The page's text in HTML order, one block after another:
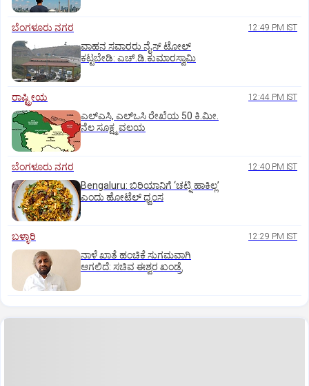
ಬೆಂಗಳೂರು ನಗರ 12:49 PM IST
ವಾಹನ ಸವಾರರು ನೈಸ್‌ ಟೋಲ್‌
ಕಟ್ಟಬೇಡಿ: ಎಚ್‌.ಡಿ.ಕುಮಾರಸ್ವಾಮಿ
ರಾಷ್ಟ್ರೀಯ 12:44 PM IST
ಎಲ್‌ಎಸಿ, ಎಲ್‌ಒಸಿ ರೇಖೆಯ 50 ಕಿ.ಮೀ.
ನೆಲ ಸೂಕ್ಷ್ಮ ವಲಯ
ಬೆಂಗಳೂರು ನಗರ 12:40 PM IST
Bengaluru: ಬಿರಿಯಾನಿಗೆ ‘ಚಟ್ನಿ ಹಾಕಿಲ್ಲ’
ಎಂದು ಹೋಟೆಲ್‌ ಧ್ವಂಸ
ಬಳ್ಳಾರಿ 12:29 PM IST
ನಾಳೆ ಖಾತೆ ಹಂಚಿಕೆ ಸುಗಮವಾಗಿ
ಆಗಲಿದೆ: ಸಚಿವ ಈಶ್ವರ ಖಂಡ್ರೆ